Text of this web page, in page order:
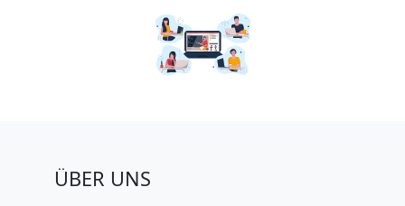
ÜBER UNS